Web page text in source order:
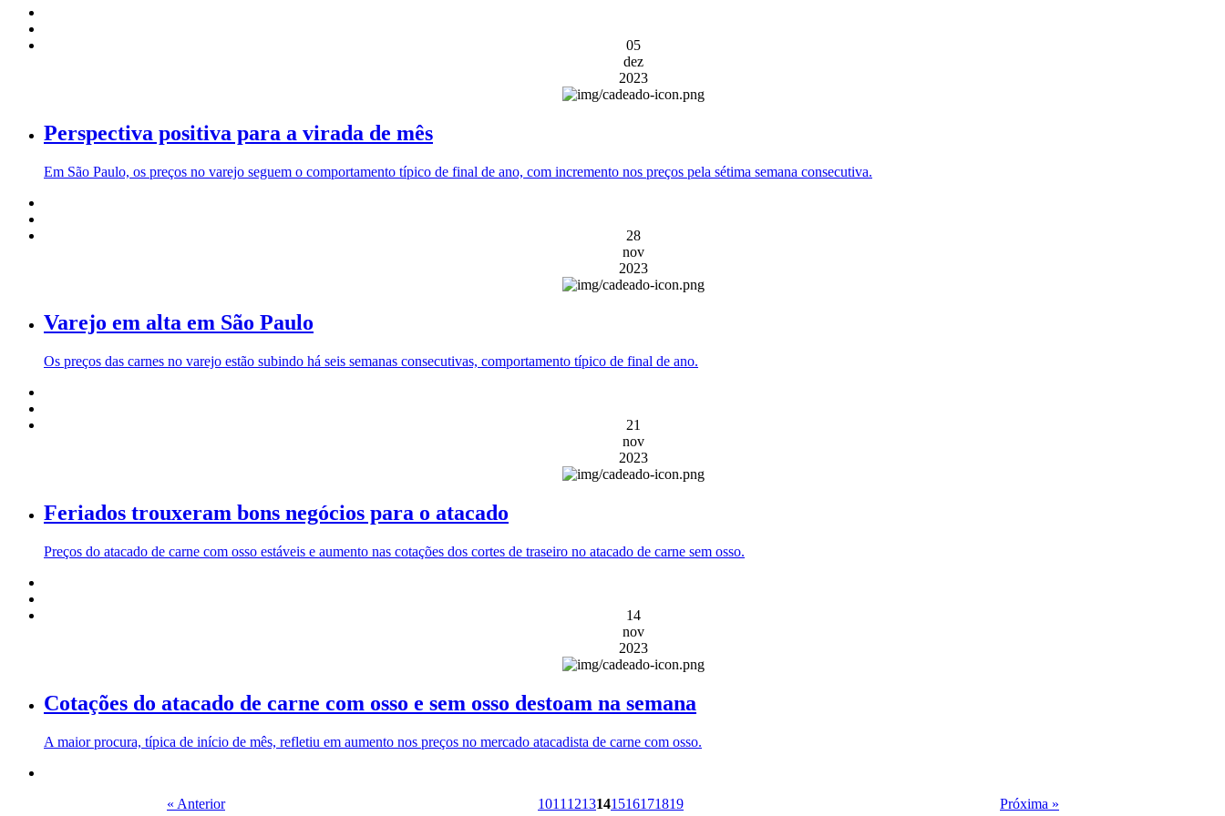
05
dez
2023
Perspectiva positiva para a virada de mês
Em São Paulo, os preços no varejo seguem o comportamento típico de final de ano, com incremento nos preços pela sétima semana consecutiva.
28
nov
2023
Varejo em alta em São Paulo
Os preços das carnes no varejo estão subindo há seis semanas consecutivas, comportamento típico de final de ano.
21
nov
2023
Feriados trouxeram bons negócios para o atacado
Preços do atacado de carne com osso estáveis e aumento nas cotações dos cortes de traseiro no atacado de carne sem osso.
14
nov
2023
Cotações do atacado de carne com osso e sem osso destoam na semana
A maior procura, típica de início de mês, refletiu em aumento nos preços no mercado atacadista de carne com osso.
« Anterior 1011 1213141516171819 Próxima »